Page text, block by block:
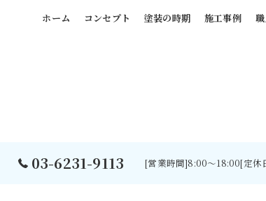
03-6231-9113 [営業時間]8:00～18:00[定休
ホーム コンセプト 塗装の時期 施工事例